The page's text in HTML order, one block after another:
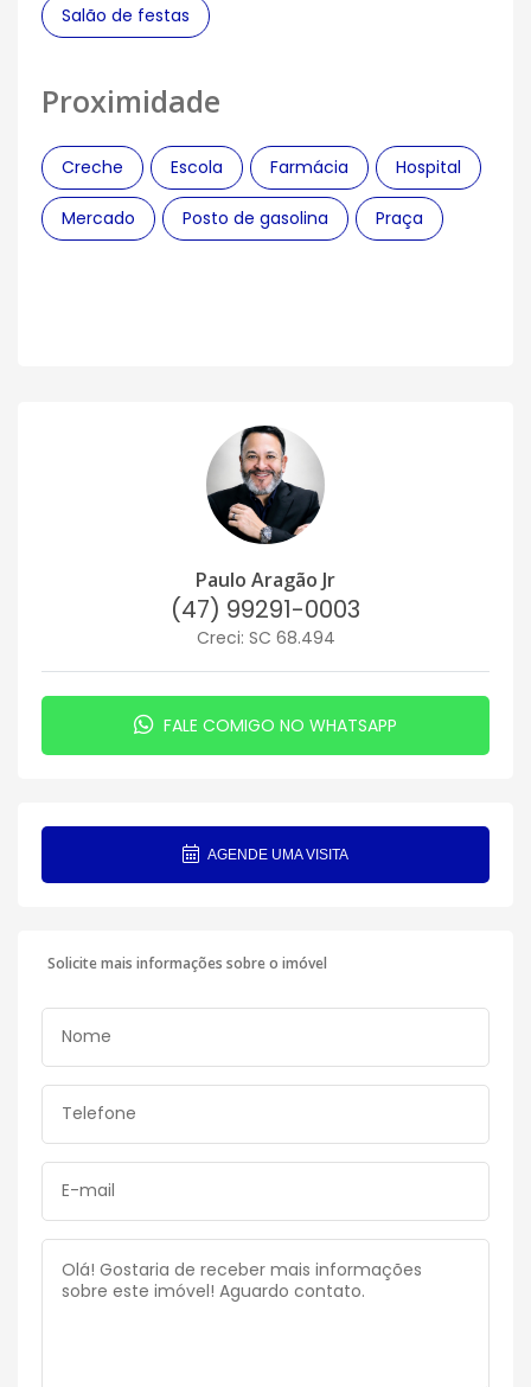
Salão de festas
Proximidade
Creche Escola Farmácia Hospital
Mercado Posto de gasolina Praça
Paulo Aragão Jr
(47) 99291-0003
Creci: SC 68.494
FALE COMIGO NO WHATSAPP
AGENDE UMA VISITA
Solicite mais informações sobre o imóvel